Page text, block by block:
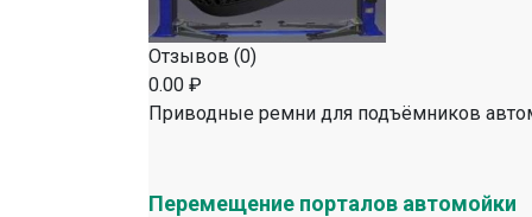
Отзывов (0)
0.00 ₽
Приводные ремни для подъёмников
Перемещение порталов автомойки